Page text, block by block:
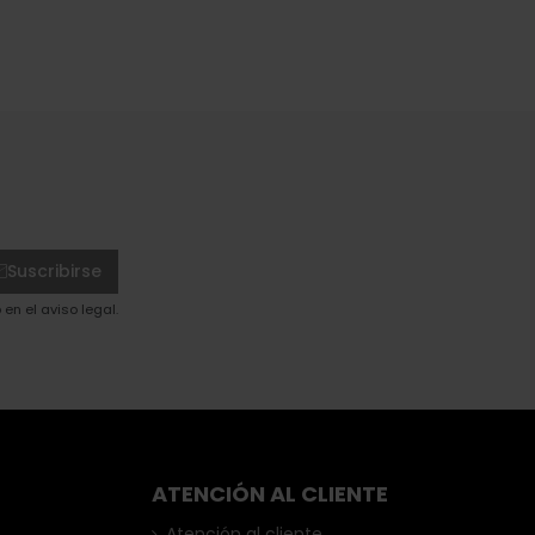
Suscribirse
el aviso legal.
ATENCIÓN AL CLIENTE